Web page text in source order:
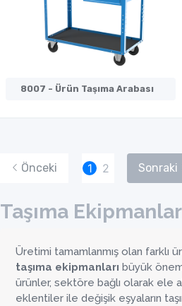
8007 - Ürün Taşıma Arabası
Önceki 1 2 Sonraki
Taşıma
Üretimi tamamlanmış olan farklı
taşıma ekipmanları büyük
ürünler, sektöre bağlı olarak ele
eklentiler ile değişik eşyaların